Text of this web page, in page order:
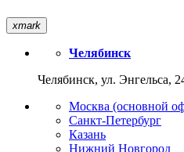
xmark
Челябинск
Челябинск, ул. Энгельса,
Москва (основной
Санкт-Петербург
Казань
Нижний Новгород